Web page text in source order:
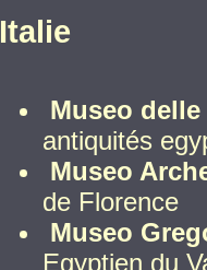
Italie
Museo
antiquités
Museo
de Florence
Museo
Egyptien du